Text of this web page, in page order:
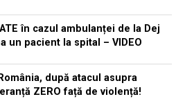
în cazul ambulanței de la Dej
un pacient la spital – VIDEO
după atacul asupra
ZERO față de violență!